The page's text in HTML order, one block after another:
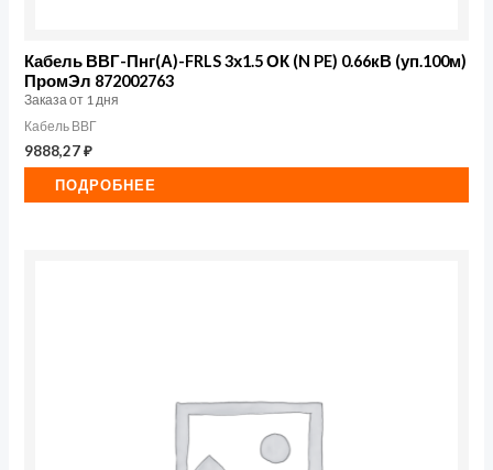
Кабель ВВГ-Пнг(А)-FRLS 3х1.5 ОК (N PE) 0.66кВ (уп.100м)
ПромЭл 872002763
Заказа от 1 дня
Кабель ВВГ
9888,27₽
ПОДРОБНЕЕ